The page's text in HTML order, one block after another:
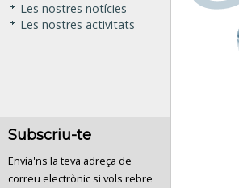
Les nostres notícies
Les nostres activitats
Subscriu-te
Envia'ns la teva adreça de
correu electrònic si vols rebre